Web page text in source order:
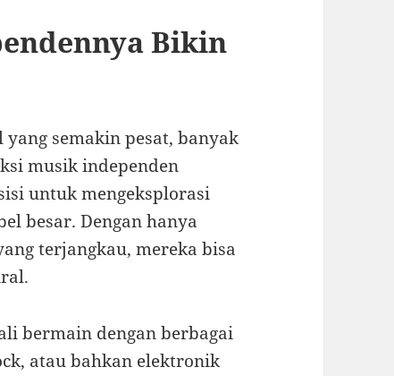
Bikin
semakin pesat, banyak
musik independen
untuk mengeksplorasi
besar. Dengan hanya
terjangkau, mereka bisa
bermain dengan berbagai
atau bahkan elektronik